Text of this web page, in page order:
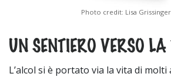
Photo credit: Lisa Grissinger
UN SENTIERO VERSO
L’alcol si è portato via la vita di